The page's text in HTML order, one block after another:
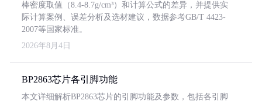
棒密度取值（8.4-8.7g/cm³）和计算公式的差异，并提供实
际计算案例、误差分析及选材建议，数据参考GB/T 4423-
2007等国家标准。
2026年8月4日
BP2863芯片各引脚功能
本文详细解析BP2863芯片的引脚功能及参数，包括各引脚